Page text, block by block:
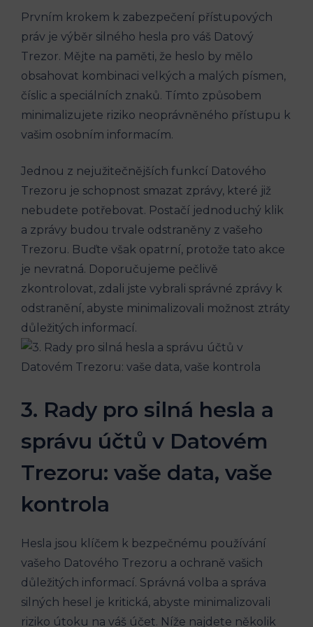
Prvním krokem k zabezpečení přístupových
práv je výběr silného hesla pro váš Datový
Trezor. Mějte na paměti, že heslo by mělo
obsahovat kombinaci velkých a malých písmen,
číslic a speciálních znaků. Tímto způsobem
minimalizujete riziko neoprávněného přístupu k
vašim osobním informacím.
Jednou z nejužitečnějších funkcí Datového
Trezoru je schopnost smazat zprávy, které již
nebudete potřebovat. Postačí jednoduchý klik
a zprávy budou trvale odstraněny z vašeho
Trezoru. Buďte však opatrní, protože tato akce
je nevratná. Doporučujeme pečlivě
zkontrolovat, zdali jste vybrali správné zprávy k
odstranění, abyste minimalizovali možnost ztráty
důležitých informací.
3. Rady pro silná hesla a
správu účtů v Datovém
Trezoru: vaše data, vaše
kontrola
Hesla jsou klíčem k bezpečnému používání
vašeho Datového Trezoru a ochraně vašich
důležitých informací. Správná volba a správa
silných hesel je kritická, abyste minimalizovali
riziko útoku na váš účet. Níže najdete několik